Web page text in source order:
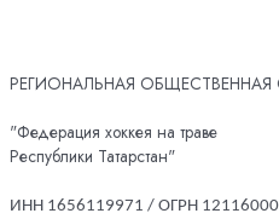
РЕГИОНАЛЬНАЯ ОБЩЕСТВЕННАЯ
"Федерация хоккея на траве
Республики Татарстан"
ИНН 1656119971 / ОГРН